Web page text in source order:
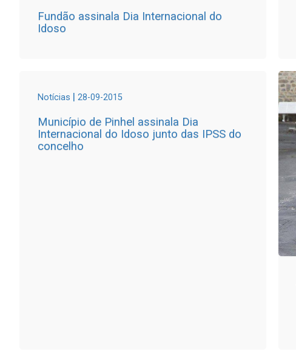
Fundão assinala Dia Internacional do
Idoso
Notícias | 28-09-2015
Município de Pinhel assinala Dia
Internacional do Idoso junto das IPSS do
concelho